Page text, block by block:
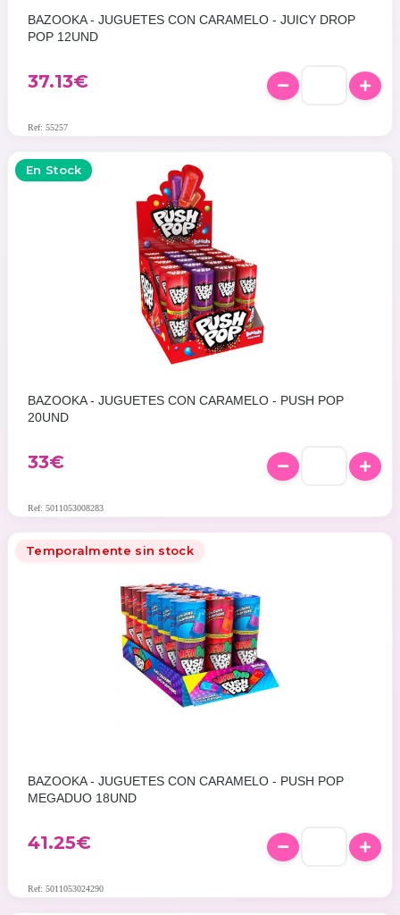
BAZOOKA - JUGUETES CON CARAMELO - JUICY DROP
POP 12UND
37.13€
Ref: 55257
En Stock
BAZOOKA - JUGUETES CON CARAMELO - PUSH POP
20UND
33€
Ref: 5011053008283
Temporalmente sin stock
BAZOOKA - JUGUETES CON CARAMELO - PUSH POP
MEGADUO 18UND
41.25€
Ref: 5011053024290